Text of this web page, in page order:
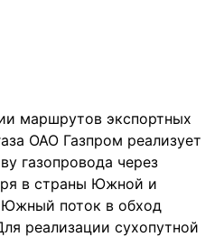
маршрутов экспортных
ОАО Газпром реализует
газопровода через
в страны Южной и
поток в обход
реализации сухопутной